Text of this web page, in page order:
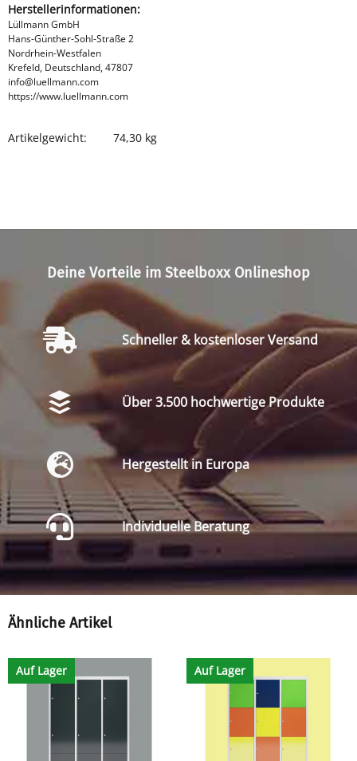
Herstellerinformationen:
Lüllmann GmbH
Hans-Günther-Sohl-Straße 2
Nordrhein-Westfalen
Krefeld, Deutschland, 47807
info@luellmann.com
https://www.luellmann.com
Produkteigenschaft
Wert
Artikelgewicht: 74,30 kg
Deine Vorteile im Steelboxx Onlineshop
Schneller & kostenloser Versand
Über 3.500 hochwertige Produkte
Hergestellt in Europa
Individuelle Beratung
Ähnliche Artikel
Auf Lager Auf Lager